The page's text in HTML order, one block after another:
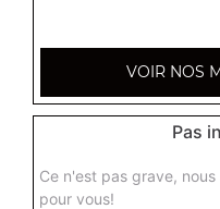
VOIR NOS
Pas
Ce n'est pas grave,
pour vous!